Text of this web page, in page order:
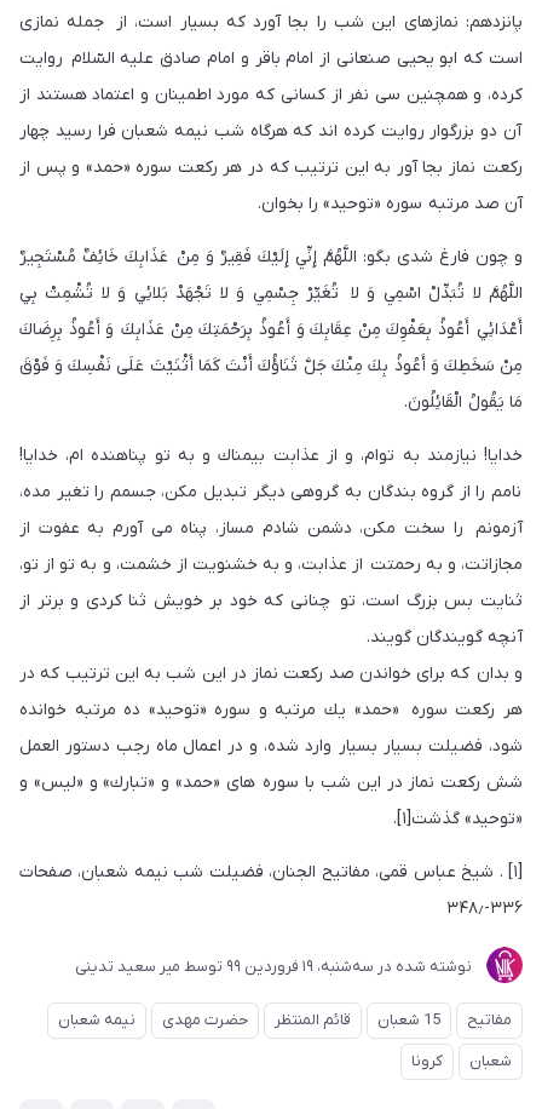
پانزدهم: نمازهاى اين شب را بجا آورد كه بسيار است، از جمله نمازى
است كه ابو يحيى صنعانى از امام باقر و امام صادق عليه السّلام روايت
كرده، و همچنين سى نفر از كسانى كه مورد اطمينان و اعتماد هستند از
آن دو بزرگوار روايت كرده اند كه هرگاه شب نيمه شعبان فرا رسيد چهار
ركعت نماز بجا آور به اين ترتيب كه در هر ركعت سوره «حمد» و پس از
آن صد مرتبه سوره «توحيد» را بخوان.
و چون فارغ شدى بگو: اللَّهُمَّ إِنِّي إِلَيْكَ فَقِيرٌ وَ مِنْ عَذَابِكَ خَائِفٌ مُسْتَجِيرٌ
اللَّهُمَّ لا تُبَدِّلْ اسْمِي وَ لا تُغَيِّرْ جِسْمِي وَ لا تَجْهَدْ بَلائِي وَ لا تُشْمِتْ بِي
أَعْدَائِي أَعُوذُ بِعَفْوِكَ مِنْ عِقَابِكَ وَ أَعُوذُ بِرَحْمَتِكَ مِنْ عَذَابِكَ وَ أَعُوذُ بِرِضَاكَ
مِنْ سَخَطِكَ وَ أَعُوذُ بِكَ مِنْكَ جَلَّ ثَنَاؤُكَ أَنْتَ كَمَا أَثْنَيْتَ عَلَى نَفْسِكَ وَ فَوْقَ
مَا يَقُولُ الْقَائِلُونَ.
خدايا! نيازمند به توام، و از عذابت بيمناك و به تو پناهنده ام، خدايا!
نامم را از گروه بندگان به گروهى ديگر تبديل مكن، جسمم را تغير مده،
آزمونم را سخت مكن، دشمن شادم مساز، پناه مى آورم به عفوت از
مجازاتت، و به رحمتت از عذابت، و به خشنويت از خشمت، و به تو از تو،
ثنايت بس بزرگ است، تو چنانى كه خود بر خويش ثنا كردى و برتر از
آنچه گويندگان گويند.
و بدان كه براى خواندن صد ركعت نماز در اين شب به اين ترتيب كه در
هر ركعت سوره «حمد» يك مرتبه و سوره «توحيد» ده مرتبه خوانده
شود، فضيلت بسيار بسيار وارد شده، و در اعمال ماه رجب دستور العمل
شش ركعت نماز در اين شب با سوره هاى «حمد» و «تبارك» و «ليس» و
«توحيد» گذشت[۱].
[۱] . شیخ عباس قمی، مفاتیح الجنان، فضیلت شب نیمه شعبان، صفحات
۳۳۶-۳۴۸٫
نوشته شده در ﺳﻪشنبه، 19 فروردین 99 توسط میر سعید تدینی
مفاتیح 15 شعبان قائم المنتظر حضرت مهدی
نیمه شعبان
شعبان
کرونا